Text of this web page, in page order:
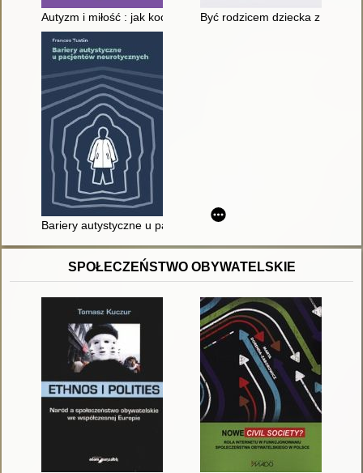
Autyzm i miłość : jak kochać osobę w spektrum
Być rodzicem dziecka z
Bariery autystyczne u pacjentów neurotycznych
SPOŁECZEŃSTWO OBYWATELSKIE